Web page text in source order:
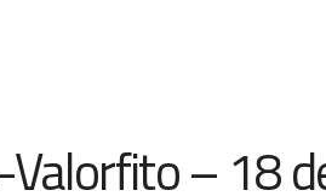
Valorfito – 18